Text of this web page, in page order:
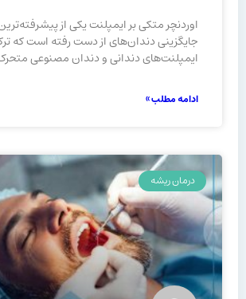
اوردنچر متکی بر ایمپلنت یکی از
جایگزینی دندان‌های از دست رفته است که
ایمپلنت‌های دندانی و دندان مصنوعی
ادامه مطلب »
درمان ریشه